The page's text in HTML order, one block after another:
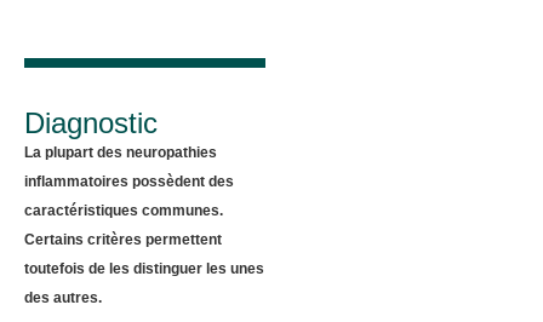
Diagnostic
La plupart des neuropathies
inflammatoires possèdent des
caractéristiques communes.
Certains critères permettent
toutefois de les distinguer les unes
des autres.